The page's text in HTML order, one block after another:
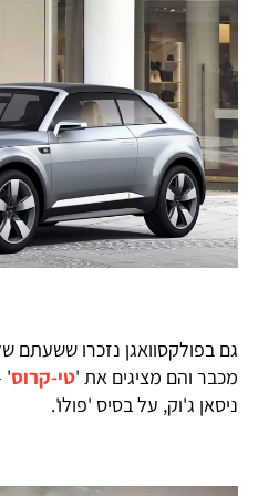
בפולקסוואגן נזכרו ששעתם של
והם מציגים את 'טי-קרוס' –
ג'וק, על בסיס 'פולו'.